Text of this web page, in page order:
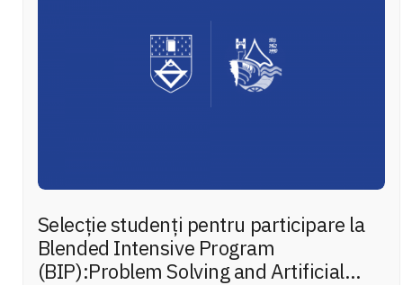
Selecție studenți pentru participare la
Blended Intensive Program
(BIP):Problem Solving and Artificial